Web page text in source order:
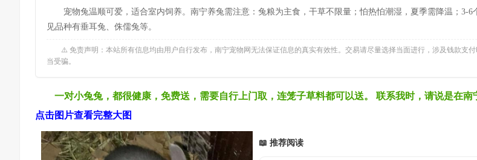
宠物兔温顺可爱，适合室内饲养。南宁养兔需注意：兔粮为主食，干草不限量；怕热怕潮湿，夏季需降温；3-6
见品种有垂耳兔、侏儒兔等。
⚠️ 免责声明：本站所有信息均由用户自行发布，南宁宠物网无法保证信息的真实有效性。交易请尽量选择当面进行，涉及钱款支
当受骗。
一对小兔兔，都很健康，免费送，需要自行上门取，连笼子草料都可以送。 联系我时，请说是在南
点击图片查看完整大图
📖 推荐阅读